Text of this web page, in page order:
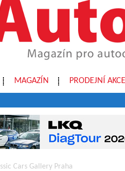
MAGAZÍN PRODEJNÍ AKCE
Cars Gallery Praha